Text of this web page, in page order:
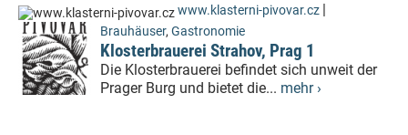
www.klasterni-pivovar.cz |
Brauhäuser, Gastronomie
Klosterbrauerei Strahov, Prag 1
Die Klosterbrauerei befindet sich unweit der
Prager Burg und bietet die... mehr ›